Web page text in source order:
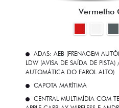
Vermelho
ADAS: AEB (FRENAGEM
LDW (AVISA DE SAÍDA DE
AUTOMÁTICA DO FAROL ALTO)
CAPOTA MARÍTIMA
CENTRAL MULTIMÍDIA COM